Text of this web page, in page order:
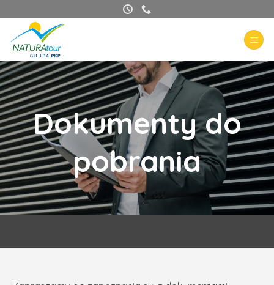
zawartości
Dokumenty do
pobrania